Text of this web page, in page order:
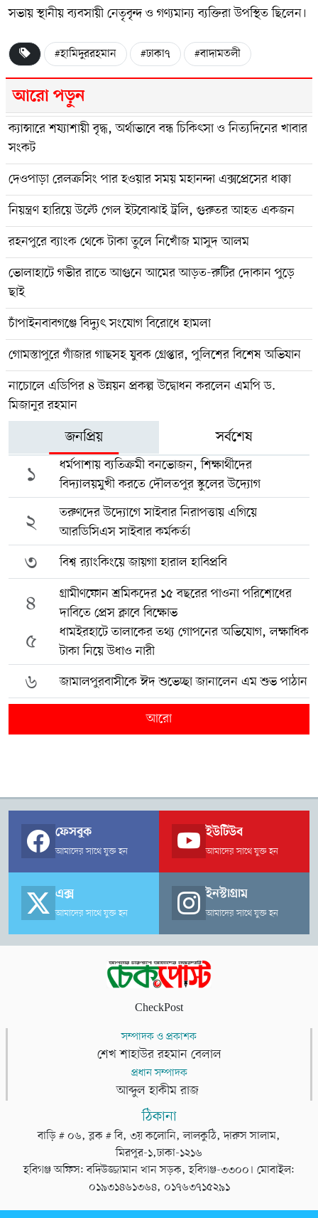
সভায় স্থানীয় ব্যবসায়ী নেতৃবৃন্দ ও গণ্যমান্য ব্যক্তিরা উপস্থিত ছিলেন।
#হামিদুররহমান #ঢাকা৭ #বাদামতলী
আরো পড়ুন
ক্যান্সারে শয্যাশায়ী বৃদ্ধ, অর্থাভাবে বন্ধ চিকিৎসা ও নিত্যদিনের খাবার
সংকট
দেওপাড়া রেলক্রসিং পার হওয়ার সময় মহানন্দা এক্সপ্রেসের ধাক্কা
নিয়ন্ত্রণ হারিয়ে উল্টে গেল ইটবোঝাই ট্রলি, গুরুতর আহত একজন
রহনপুরে ব্যাংক থেকে টাকা তুলে নিখোঁজ মাসুদ আলম
ভোলাহাটে গভীর রাতে আগুনে আমের আড়ত-রুটির দোকান পুড়ে
ছাই
চাঁপাইনবাবগঞ্জে বিদ্যুৎ সংযোগ বিরোধে হামলা
গোমস্তাপুরে গাঁজার গাছসহ যুবক গ্রেপ্তার, পুলিশের বিশেষ অভিযান
নাচোলে এডিপির ৪ উন্নয়ন প্রকল্প উদ্বোধন করলেন এমপি ড.
মিজানুর রহমান
জনপ্রিয় সর্বশেষ
১
ধর্মপাশায় ব্যতিক্রমী বনভোজন, শিক্ষার্থীদের
বিদ্যালয়মুখী করতে দৌলতপুর স্কুলের উদ্যোগ
২
তরুণদের উদ্যোগে সাইবার নিরাপত্তায় এগিয়ে
আরডিসিএস সাইবার কর্মকর্তা
৩ বিশ্ব র‍্যাংকিংয়ে জায়গা হারাল হাবিপ্রবি
৪
গ্রামীণফোন শ্রমিকদের ১৫ বছরের পাওনা পরিশোধের
দাবিতে প্রেস ক্লাবে বিক্ষোভ
৫
ধামইরহাটে তালাকের তথ্য গোপনের অভিযোগ, লক্ষাধিক
টাকা নিয়ে উধাও নারী
৬ জামালপুরবাসীকে ঈদ শুভেচ্ছা জানালেন এম শুভ পাঠান
আরো
ফেসবুক
আমাদের সাথে যুক্ত হন
ইউটিউব
আমাদের সাথে যুক্ত হন
এক্স
আমাদের সাথে যুক্ত হন
ইনস্টাগ্রাম
আমাদের সাথে যুক্ত হন
CheckPost
সম্পাদক ও প্রকাশক
শেখ শাহাউর রহমান বেলাল
প্রধান সম্পাদক
আব্দুল হাকীম রাজ
ঠিকানা
বাড়ি # ০৬, ব্লক # বি, ৩য় কলোনি, লালকুঠি, দারুস সালাম,
মিরপুর-১,ঢাকা-১২১৬
হবিগঞ্জ অফিস: বদিউজ্জামান খান সড়ক, হবিগঞ্জ-৩৩০০। মোবাইল:
০১৯৩১৪৬১৩৬৪, ০১৭৬৩৭১৫২৯১